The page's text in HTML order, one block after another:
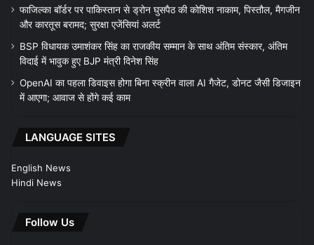
फाजिल्का बॉर्डर पर पाकिस्तान से ड्रोन घुसपैठ की कोशिश नाकाम, पिस्तौल, मैगजीन
और कारतूस बरामद; सुरक्षा एजेंसियां अलर्ट
BSP विधायक उमाशंकर सिंह का राजकीय सम्मान के साथ अंतिम संस्कार, अंतिम
विदाई में भावुक हुए BJP मंत्री दिनेश सिंह
OpenAI का पहला डिवाइस होगा बिना स्क्रीन वाला AI गैजेट, डोनट जैसी डिजाइन
में आएगा; आवाज से होंगे कई काम
LANGUAGE SITES
English News
Hindi News
Follow Us